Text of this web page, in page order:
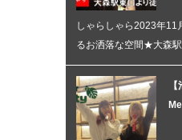
しゃらしゃら2023年11
るお洒落な空間★大森